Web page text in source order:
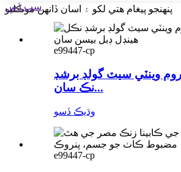
پنهنجو پيغام هتي لکو ۽ اسان ڏانهن موڪليو
سڀ ڏس
e99447-cp
وينٽي سيٽ گولڊ برشڊ
نڪ سان...
وڌيڪ ڏسو
e99447-cp